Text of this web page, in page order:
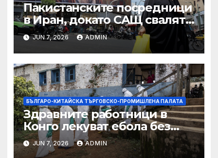
Пакистанските посредници
в Иран, докато САЩ свалят
дронове, Ливан търси мир
JUN 7, 2026 ADMIN
БЪЛГАРО-КИТАЙСКА ТЪРГОВСКО-ПРОМИШЛЕНА ПАЛАТА
Здравните работници в
Конго лекуват ебола без
заплащане, докато СЗО
търси ресурси
JUN 7, 2026 ADMIN